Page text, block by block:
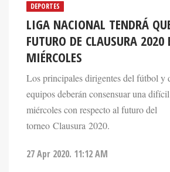
DEPORTES
LIGA NACIONAL TENDRÁ
FUTURO DE CLAUSURA 2020
MIÉRCOLES
Los principales dirigentes del fútbol y
equipos deberán consensuar una
miércoles con respecto al futuro del
torneo Clausura 2020.
27 Apr 2020. 11:12 AM